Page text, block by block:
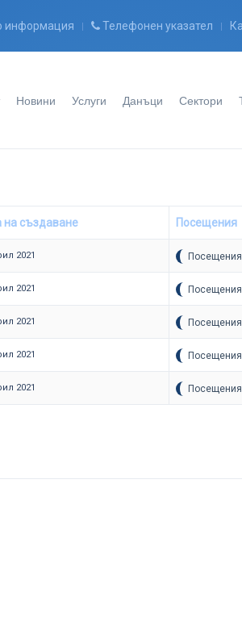
информация Телефонен указател
Новини Услуги Данъци Сектори
на създаване Посещения
2021
2021
2021
2021
2021